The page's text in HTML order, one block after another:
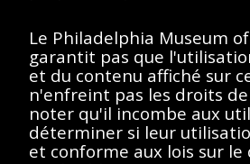
supprimer les
essayez un
de
Le Philadelphia Museum
garantit pas que
et du contenu affiché sur
n'enfreint pas les droits
noter qu'il incombe aux
déterminer si leur
et conforme aux lois sur